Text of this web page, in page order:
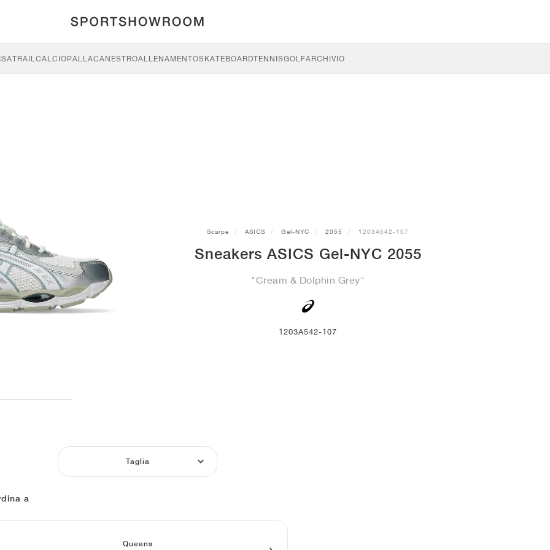
TRAILCALCIOPALLACANESTROALLENAMENTOSKATEBOARDTENNISGOLFARCHIVIO
Scarpe ASICS Gel-NYC 2055 1203A542-107
Sneakers ASICS Gel-NYC 2055
"Cream & Dolphin Grey"
1203A542-107
Taglia
a
Queens